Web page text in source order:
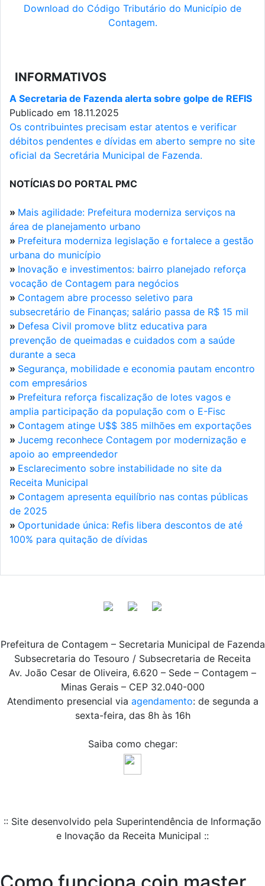
Download do Código Tributário do Município de
Contagem.
INFORMATIVOS
A Secretaria de Fazenda alerta sobre golpe de REFIS
Publicado em 18.11.2025
Os contribuintes precisam estar atentos e verificar
débitos pendentes e dívidas em aberto sempre no site
oficial da Secretária Municipal de Fazenda.
NOTÍCIAS DO PORTAL PMC
» Mais agilidade: Prefeitura moderniza serviços na
área de planejamento urbano
» Prefeitura moderniza legislação e fortalece a gestão
urbana do município
» Inovação e investimentos: bairro planejado reforça
vocação de Contagem para negócios
» Contagem abre processo seletivo para
subsecretário de Finanças; salário passa de R$ 15 mil
» Defesa Civil promove blitz educativa para
prevenção de queimadas e cuidados com a saúde
durante a seca
» Segurança, mobilidade e economia pautam encontro
com empresários
» Prefeitura reforça fiscalização de lotes vagos e
amplia participação da população com o E-Fisc
» Contagem atinge U$$ 385 milhões em exportações
» Jucemg reconhece Contagem por modernização e
apoio ao empreendedor
» Esclarecimento sobre instabilidade no site da
Receita Municipal
» Contagem apresenta equilíbrio nas contas públicas
de 2025
» Oportunidade única: Refis libera descontos de até
100% para quitação de dívidas
Prefeitura de Contagem – Secretaria Municipal de Fazenda
Subsecretaria do Tesouro / Subsecretaria de Receita
Av. João Cesar de Oliveira, 6.620 – Sede – Contagem –
Minas Gerais – CEP 32.040-000
Atendimento presencial via agendamento: de segunda a
sexta-feira, das 8h às 16h
Saiba como chegar:
:: Site desenvolvido pela Superintendência de Informação
e Inovação da Receita Municipal ::